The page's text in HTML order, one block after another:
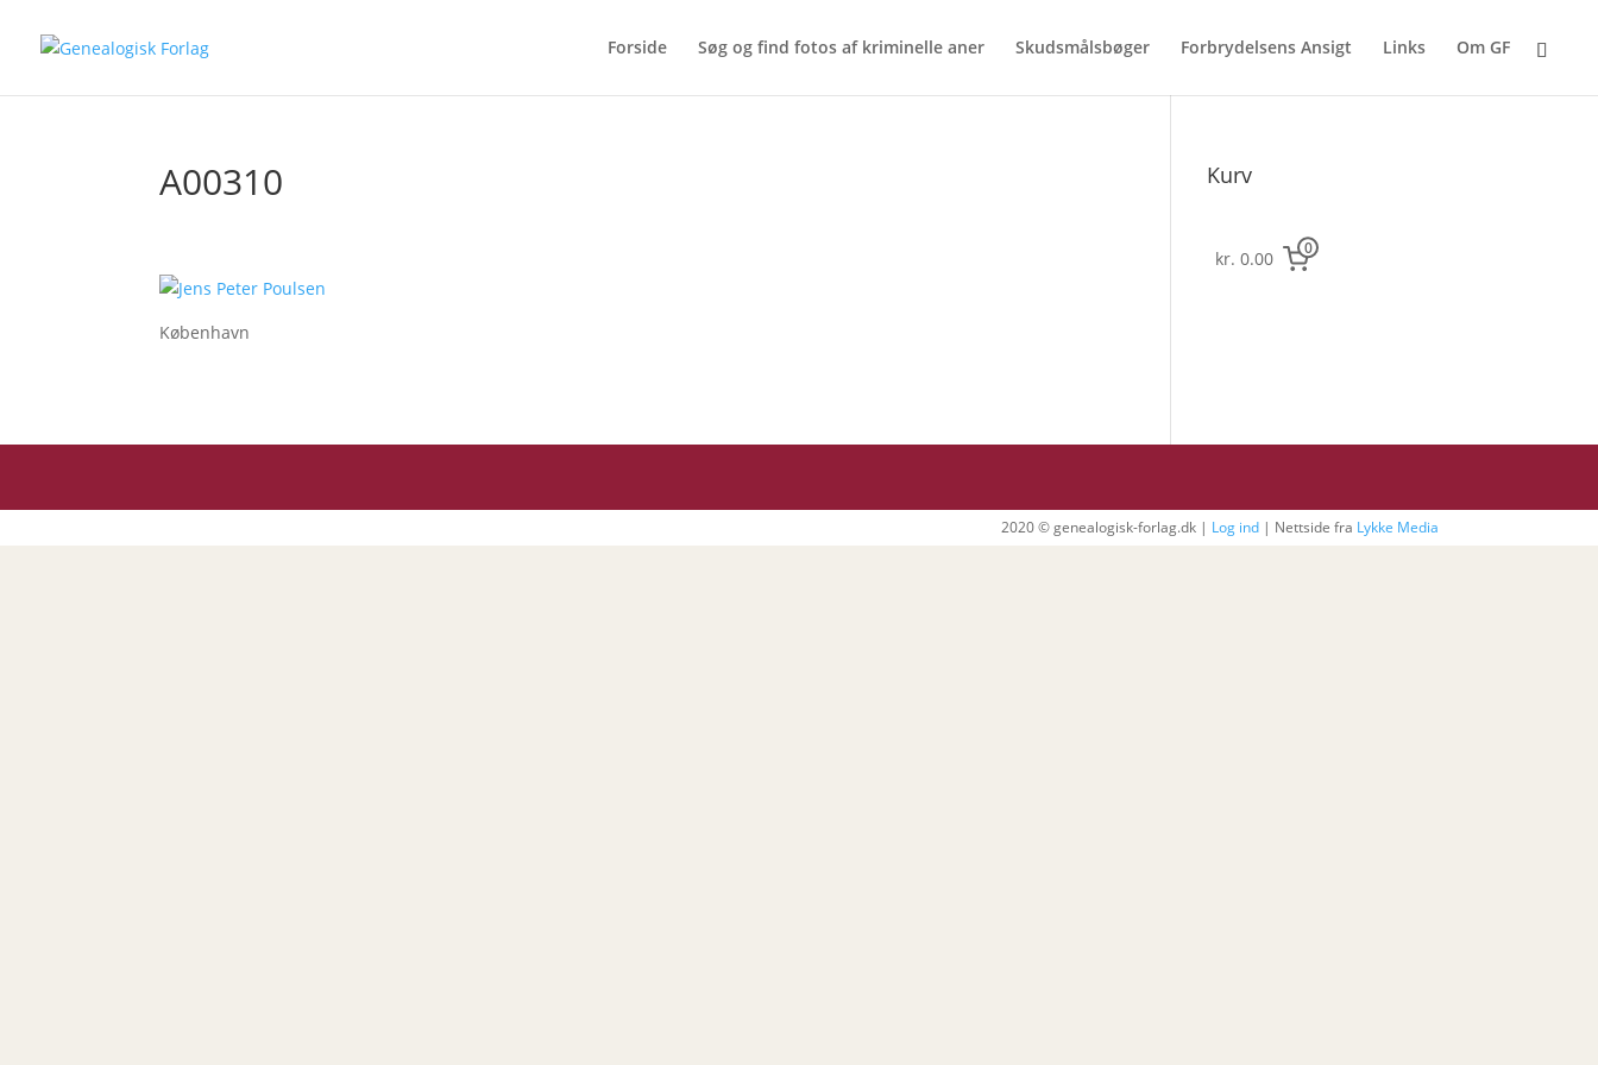
Forside Søg og find fotos af kriminelle aner Skudsmålsbøger Forbrydelsens Ansigt Links Om GF
A00310
København
Kurv
kr. 0.00 0
2020 © genealogisk-forlag.dk | Log ind| Nettside fra Lykke Media